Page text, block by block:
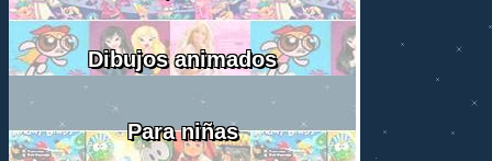
Dibujos animados
Para niñas